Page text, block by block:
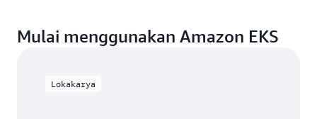
Mulai menggunakan Amazon EKS
Lokakarya